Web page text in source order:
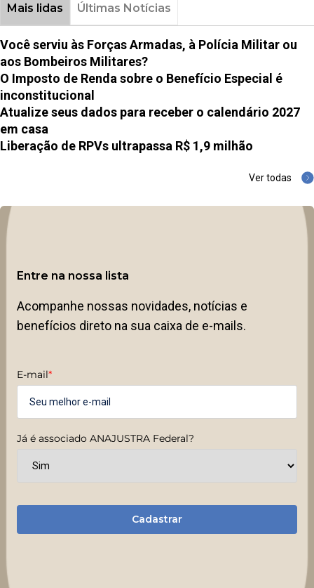
Mais lidas Últimas Notícias
Você serviu às Forças Armadas, à Polícia Militar ou
aos Bombeiros Militares?
O Imposto de Renda sobre o Benefício Especial é
inconstitucional
Atualize seus dados para receber o calendário 2027
em casa
Liberação de RPVs ultrapassa R$ 1,9 milhão
Ver todas
Entre na nossa lista
Acompanhe nossas novidades, notícias e
benefícios direto na sua caixa de e-mails.
E-mail*
Já é associado ANAJUSTRA Federal?
Cadastrar